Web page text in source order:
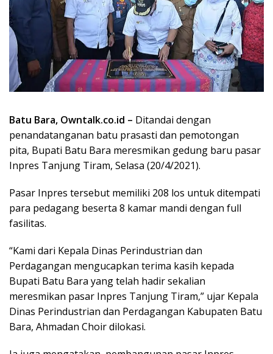
Batu Bara, Owntalk.co.id – Ditandai dengan
penandatanganan batu prasasti dan pemotongan
pita, Bupati Batu Bara meresmikan gedung baru pasar
Inpres Tanjung Tiram, Selasa (20/4/2021).
Pasar Inpres tersebut memiliki 208 los untuk ditempati
para pedagang beserta 8 kamar mandi dengan full
fasilitas.
“Kami dari Kepala Dinas Perindustrian dan
Perdagangan mengucapkan terima kasih kepada
Bupati Batu Bara yang telah hadir sekalian
meresmikan pasar Inpres Tanjung Tiram,” ujar Kepala
Dinas Perindustrian dan Perdagangan Kabupaten Batu
Bara, Ahmadan Choir dilokasi.